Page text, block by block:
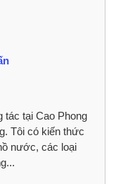
tác tại Cao Phong
Tôi có kiến thức
nước, các loại